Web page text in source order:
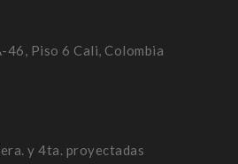
46, Piso 6 Cali, Colombia
y 4ta. proyectadas